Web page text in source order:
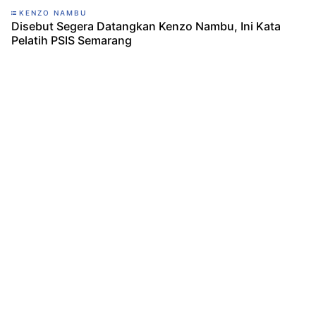
KENZO NAMBU
Disebut Segera Datangkan Kenzo Nambu, Ini Kata
Pelatih PSIS Semarang